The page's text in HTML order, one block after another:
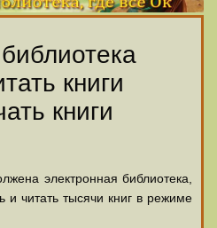
книги
книги
электронная библиотека,
и читать тысячи книг в режиме